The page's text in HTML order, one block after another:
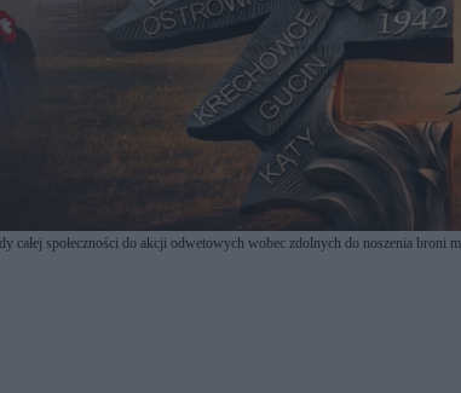
całej społeczności do akcji odwetowych wobec zdolnych do noszenia